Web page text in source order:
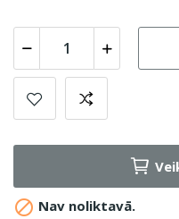
 Nav noliktavā.